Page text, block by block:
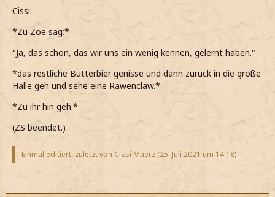
Cissi:
*Zu Zoe sag:*
"Ja, das schön, das wir uns ein wenig kennen, gelernt haben."
*das restliche Butterbier genisse und dann zurück in die große
Halle geh und sehe eine Rawenclaw.*
*Zu ihr hin geh.*
(ZS beendet.)
Einmal editiert, zuletzt von Cissi Maerz (25. Juli 2021 um 14:18)